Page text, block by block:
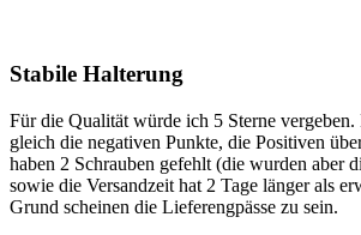
Stabile Halterung
Für die Qualität würde ich 5 Sterne vergeben.
gleich die negativen Punkte, die Positiven
haben 2 Schrauben gefehlt (die wurden aber
sowie die Versandzeit hat 2 Tage länger als
Grund scheinen die Lieferengpässe zu sein.